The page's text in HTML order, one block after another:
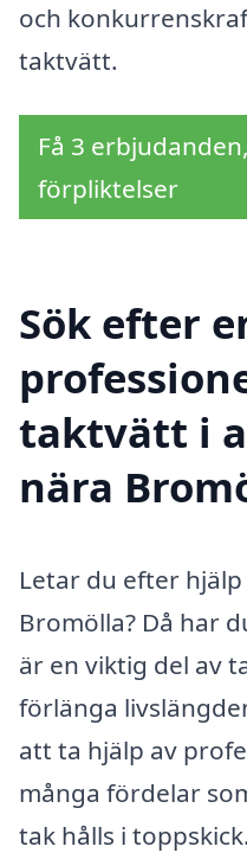
och
taktvätt.
Få 3
förpliktelser
Sök efter
taktvätt i
nära
Letar du efter
Bromölla? Då har
är en viktig del av
förlänga
att ta hjälp av
många fördelar
tak hålls i toppskick.